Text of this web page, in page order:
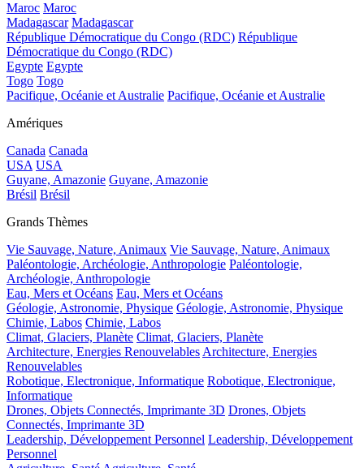
Maroc Maroc
Madagascar Madagascar
République Démocratique du Congo (RDC) République
Démocratique du Congo (RDC)
Egypte Egypte
Togo Togo
Pacifique, Océanie et Australie Pacifique, Océanie et Australie
Amériques
Canada Canada
USA USA
Guyane, Amazonie Guyane, Amazonie
Brésil Brésil
Grands Thèmes
Vie Sauvage, Nature, Animaux Vie Sauvage, Nature, Animaux
Paléontologie, Archéologie, Anthropologie Paléontologie,
Archéologie, Anthropologie
Eau, Mers et Océans Eau, Mers et Océans
Géologie, Astronomie, Physique Géologie, Astronomie, Physique
Chimie, Labos Chimie, Labos
Climat, Glaciers, Planète Climat, Glaciers, Planète
Architecture, Energies RenouvelablesArchitecture, Energies
Renouvelables
Robotique, Electronique, Informatique Robotique, Electronique,
Informatique
Drones, Objets Connectés, Imprimante 3D Drones, Objets
Connectés, Imprimante 3D
Leadership, Développement Personnel Leadership, Développement
Personnel